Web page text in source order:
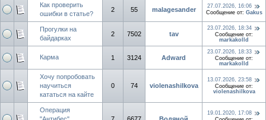
Как проверить
ошибки в статье?
2 55 malagesander
27.07.2026, 16:06
Сообщение от: Gakus
Прогулки на
байдарках
2 7502 tav
23.07.2026, 18:34
Сообщение от:
markakolld
Карма 1 3124 Adward
23.07.2026, 18:33
Сообщение от:
markakolld
Хочу попробовать
научиться
кататься на кайте
0 74 violenashilkova
13.07.2026, 23:58
Сообщение от:
violenashilkova
Операция
19.01.2020, 17:08